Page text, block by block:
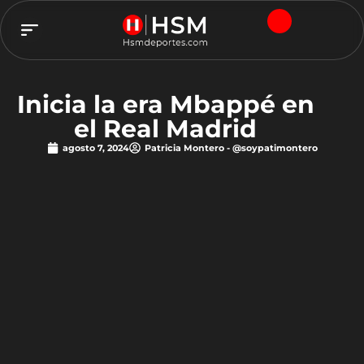
Inicia la era Mbappé en
el Real Madrid
agosto 7, 2024 Patricia Montero - @soypatimontero